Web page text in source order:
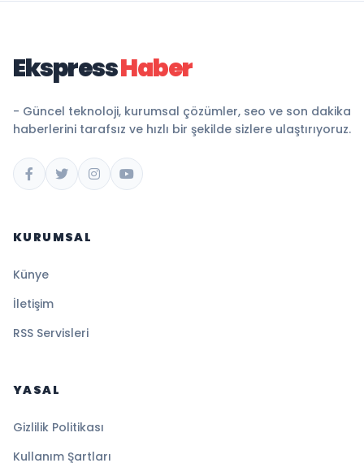
EkspressHaber
- Güncel teknoloji, kurumsal çözümler, seo ve son dakika
haberlerini tarafsız ve hızlı bir şekilde sizlere ulaştırıyoruz.
KURUMSAL
Künye
İletişim
RSS Servisleri
YASAL
Gizlilik Politikası
Kullanım Şartları